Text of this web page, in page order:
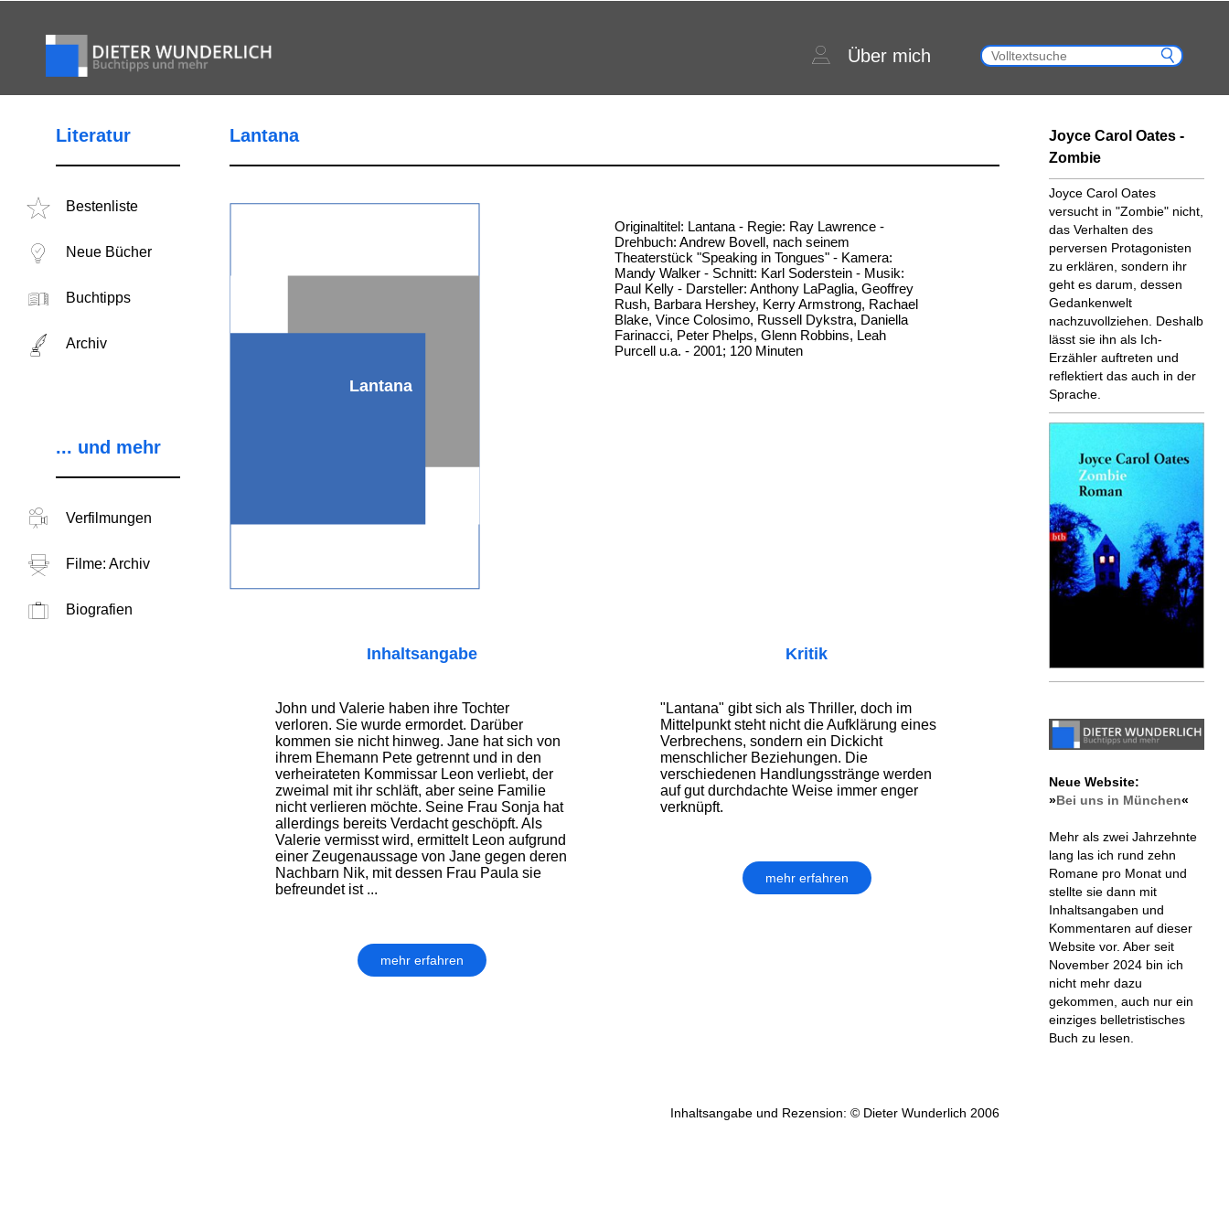
Über mich
Literatur
Bestenliste
Neue Bücher
Buchtipps
Archiv
... und mehr
Verfilmungen
Filme: Archiv
Biografien
Lantana
Lantana
Originaltitel: Lantana - Regie: Ray Lawrence -
Drehbuch: Andrew Bovell, nach seinem
Theaterstück "Speaking in Tongues" - Kamera:
Mandy Walker - Schnitt: Karl Soderstein - Musik:
Paul Kelly - Darsteller: Anthony LaPaglia, Geoffrey
Rush, Barbara Hershey, Kerry Armstrong, Rachael
Blake, Vince Colosimo, Russell Dykstra, Daniella
Farinacci, Peter Phelps, Glenn Robbins, Leah
Purcell u.a. - 2001; 120 Minuten
Inhaltsangabe
John und Valerie haben ihre Tochter
verloren. Sie wurde ermordet. Darüber
kommen sie nicht hinweg. Jane hat sich von
ihrem Ehemann Pete getrennt und in den
verheirateten Kommissar Leon verliebt, der
zweimal mit ihr schläft, aber seine Familie
nicht verlieren möchte. Seine Frau Sonja hat
allerdings bereits Verdacht geschöpft. Als
Valerie vermisst wird, ermittelt Leon aufgrund
einer Zeugenaussage von Jane gegen deren
Nachbarn Nik, mit dessen Frau Paula sie
befreundet ist ...
mehr erfahren
Kritik
"Lantana" gibt sich als Thriller, doch im
Mittelpunkt steht nicht die Aufklärung eines
Verbrechens, sondern ein Dickicht
menschlicher Beziehungen. Die
verschiedenen Handlungsstränge werden
auf gut durchdachte Weise immer enger
verknüpft.
mehr erfahren
Inhaltsangabe und Rezension: © Dieter Wunderlich 2006
Joyce Carol Oates -
Zombie
Joyce Carol Oates
versucht in "Zombie" nicht,
das Verhalten des
perversen Protagonisten
zu erklären, sondern ihr
geht es darum, dessen
Gedankenwelt
nachzuvollziehen. Deshalb
lässt sie ihn als Ich-
Erzähler auftreten und
reflektiert das auch in der
Sprache.
Neue Website:
»Bei uns in München«
Mehr als zwei Jahrzehnte
lang las ich rund zehn
Romane pro Monat und
stellte sie dann mit
Inhaltsangaben und
Kommentaren auf dieser
Website vor. Aber seit
November 2024 bin ich
nicht mehr dazu
gekommen, auch nur ein
einziges belletristisches
Buch zu lesen.